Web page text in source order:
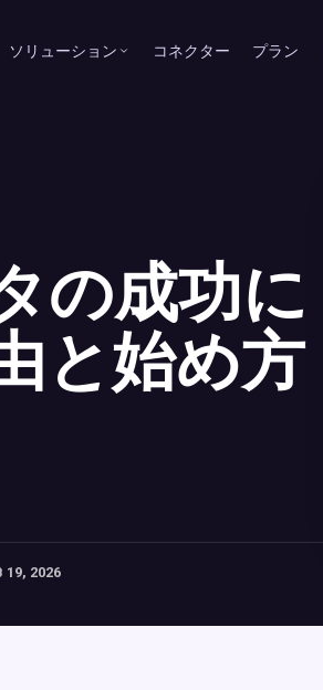
ソリューション コネクター プラン
の成功に
と始め方
19, 2026